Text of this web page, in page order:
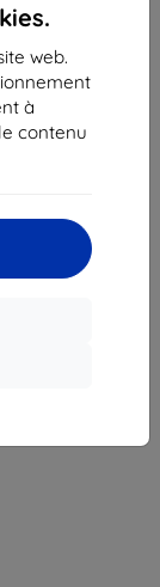
web.
à
contenu